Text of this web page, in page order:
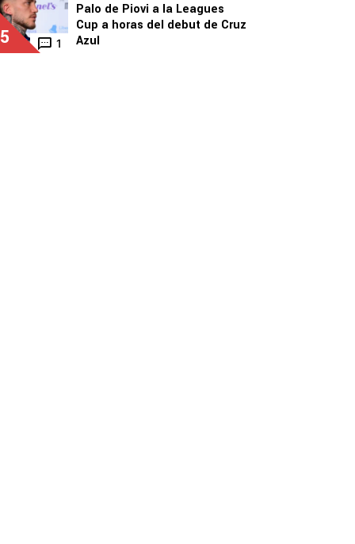
5 1
Palo de Piovi a la Leagues
Cup a horas del debut de Cruz
Azul